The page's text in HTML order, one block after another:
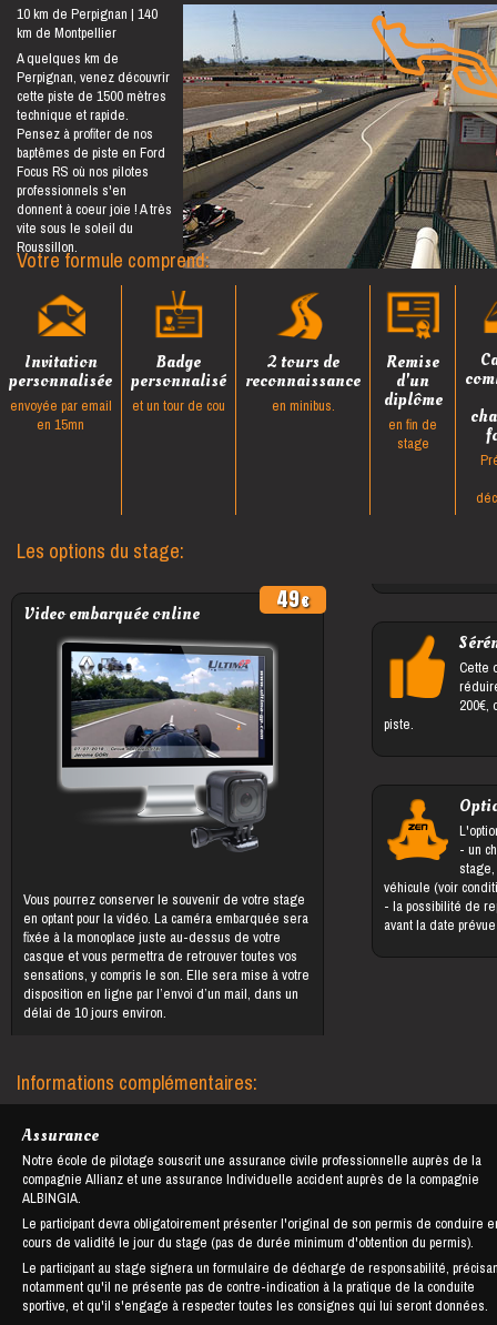
10 km de Perpignan 140
km de Montpellier
A quelques km de
Perpignan, venez découvrir
cette piste de 1500 mètres
technique et rapide.
Pensez à profiter de nos
baptêmes de piste en Ford
Focus RS où nos pilotes
professionnels s'en
donnent à coeur joie ! A très
vite sous le soleil du
Roussillon.
Votre formule comprend:
Invitation
personnalisée
envoyée par email
en 15mn
Badge
personnalisé
et un tour de cou
2 tours de
reconnaissance
en minibus.
Remise
d'un
diplôme
en fin de
stage
Les options du stage:
Video embarquée online
49
Vous pourrez conserver le souvenir de votre stage
en optant pour la vidéo. La caméra embarquée sera
fixée à la monoplace juste au-dessus de votre
casque et vous permettra de retrouver toutes vos
sensations, y compris le son. Elle sera mise à votre
disposition en ligne par l’envoi d’un mail, dans un
délai de 10 jours environ.
Cette
piste.
- un changement du bénéficiaire du
véhicule (voir
- la possibilité de reporter le stage jusqu'à 5 jours
avant la date
Informations complémentaires:
Assurance
Notre école de pilotage souscrit une assurance civile professionnelle auprès de la
compagnie Allianz et une assurance Individuelle accident auprès de la compagnie
ALBINGIA.
Le participant devra obligatoirement présenter l'original de son permis de conduire
cours de validité le jour du stage (pas de durée minimum d'obtention du permis).
Le participant au stage signera un formulaire de décharge de responsabilité,
notamment qu'il ne présente pas de contre-indication à la pratique de la conduite
sportive, et qu'il s'engage à respecter toutes les consignes qui lui seront données.